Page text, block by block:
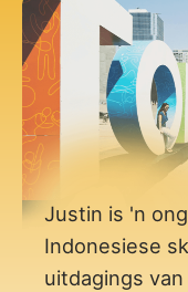
Justin is 'n
Indonesiese
uitdagings